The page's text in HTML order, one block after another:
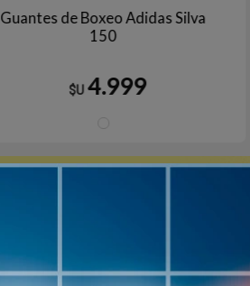
Guantes de Boxeo Adidas Silva
150
$U 4.999